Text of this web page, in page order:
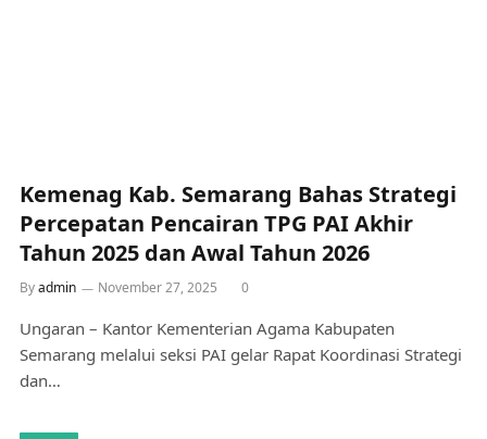
Kemenag Kab. Semarang Bahas Strategi
Percepatan Pencairan TPG PAI Akhir
Tahun 2025 dan Awal Tahun 2026
Byadmin November 27, 2025 0
Ungaran – Kantor Kementerian Agama Kabupaten
Semarang melalui seksi PAI gelar Rapat Koordinasi Strategi
dan…